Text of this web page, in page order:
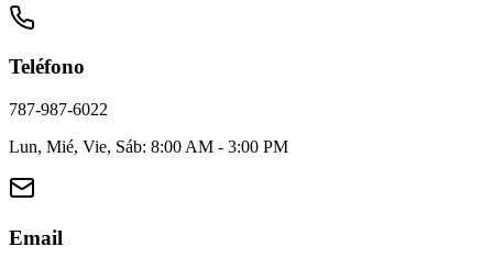
Teléfono
787-987-6022
Lun, Mié, Vie, Sáb: 8:00 AM - 3:00 PM
Email